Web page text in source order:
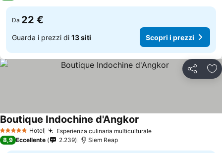
Da 22 €
Guarda i prezzi di 13 siti Scopri i prezzi
Condividi
5 Stelle Hotel Esperienza culinaria multiculturaleScopri i prezzi
Boutique Indochine d'Angkor
8,9 Eccellente 2.239 Siem Reap